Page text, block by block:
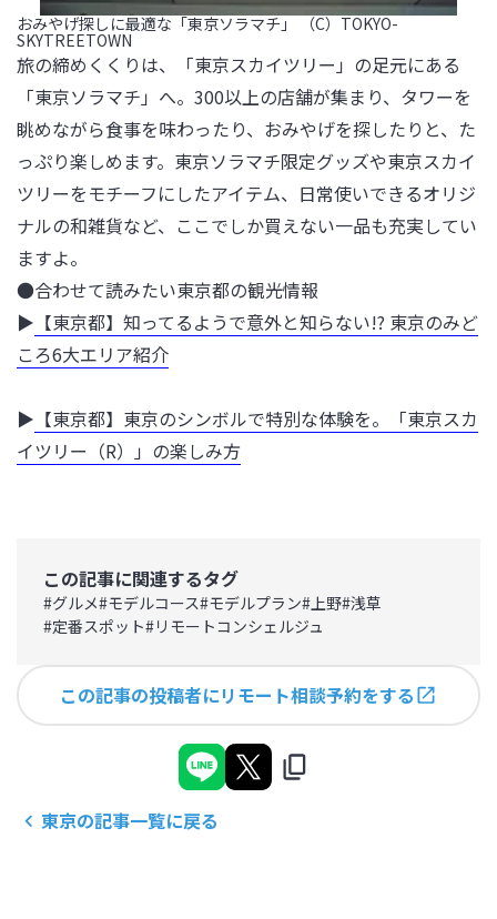
おみやげ探しに最適な「東京ソラマチ」 （C）TOKYO-
SKYTREETOWN
旅の締めくくりは、「東京スカイツリー」の足元にある
「東京ソラマチ」へ。300以上の店舗が集まり、タワーを
眺めながら食事を味わったり、おみやげを探したりと、た
っぷり楽しめます。東京ソラマチ限定グッズや東京スカイ
ツリーをモチーフにしたアイテム、日常使いできるオリジ
ナルの和雑貨など、ここでしか買えない一品も充実してい
ますよ。
●合わせて読みたい東京都の観光情報
▶ 【東京都】知ってるようで意外と知らない!? 東京のみど
ころ6大エリア紹介
▶ 【東京都】東京のシンボルで特別な体験を。「東京スカ
イツリー（R）」の楽しみ方
この記事に関連するタグ
#グルメ#モデルコース#モデルプラン#上野#浅草
#定番スポット#リモートコンシェルジュ
この記事の投稿者にリモート相談予約をする
東京の記事一覧に戻る